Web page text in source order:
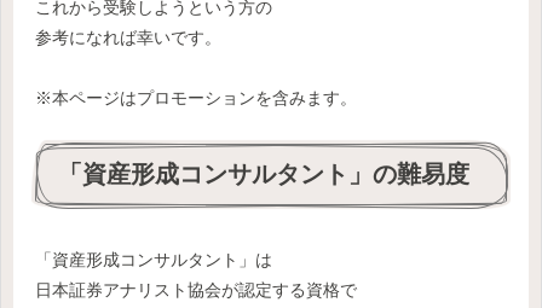
これから受験しようという方の
参考になれば幸いです。
※本ページはプロモーションを含みます。
「資産形成コンサルタント」の難易度
「資産形成コンサルタント」は
日本証券アナリスト協会が認定する資格で